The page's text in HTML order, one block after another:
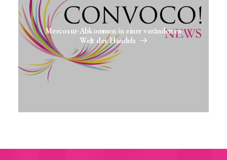
Mercosur-Abkommen in einer veränderten
Welt des Handels